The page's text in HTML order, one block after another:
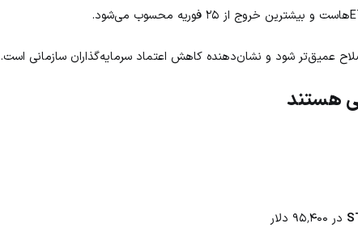
عمیق‌تر شود و نشان‌دهنده کاهش اعتماد سرمایه‌گذاران سازمانی است.
هستند
در ۹۵٬۴۰۰ دلار